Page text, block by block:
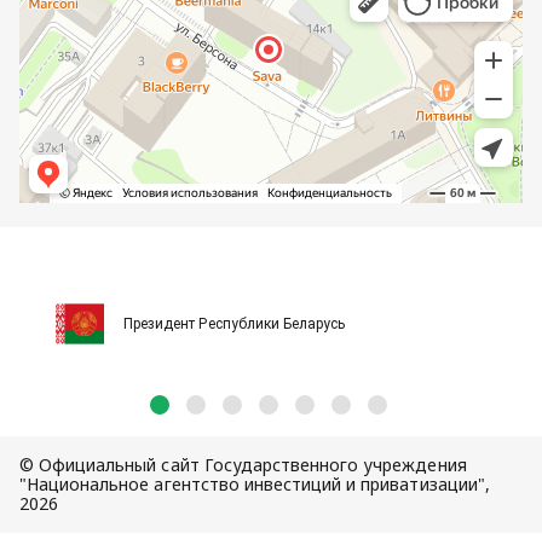
Президент Республики Беларусь
© Официальный сайт Государственного учреждения
"Национальное агентство инвестиций и приватизации",
2026